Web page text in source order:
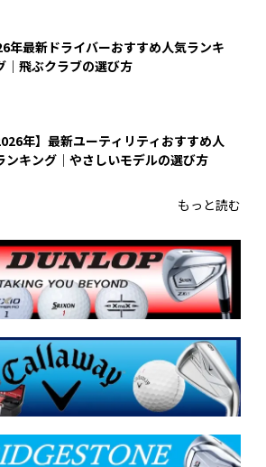
年最新ドライバーおすすめ人気ランキ
｜飛ぶクラブの選び方
年】最新ユーティリティおすすめ人
ンキング｜やさしいモデルの選び方
もっと読む